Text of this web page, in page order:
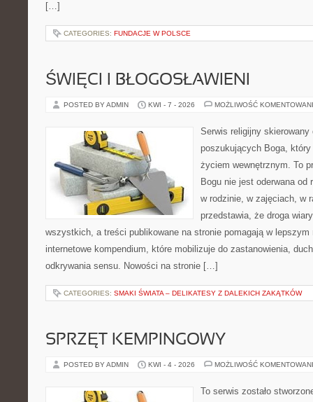
[…]
CATEGORIES: FUNDACJE W POLSCE
ŚWIĘCI I BŁOGOSŁAWIENI
POSTED BY ADMIN KWI - 7 - 2026 MOŻLIWOŚĆ
Serwis religijny
poszukujących Boga,
życiem wewnętrznym. To
Bogu nie jest oderwana
w rodzinie, w zajęciach, w
przedstawia, że droga
wszystkich, a treści publikowane na stronie pomagają w lepszym
internetowe kompendium, które mobilizuje do zastanowienia,
odkrywania sensu. Nowości na stronie […]
CATEGORIES: SMAKI ŚWIATA – DELIKATESY Z DALEKICH ZAKĄTKÓW
SPRZĘT KEMPINGOWY
POSTED BY ADMIN KWI - 4 - 2026 MOŻLIWOŚĆ
To serwis zostało